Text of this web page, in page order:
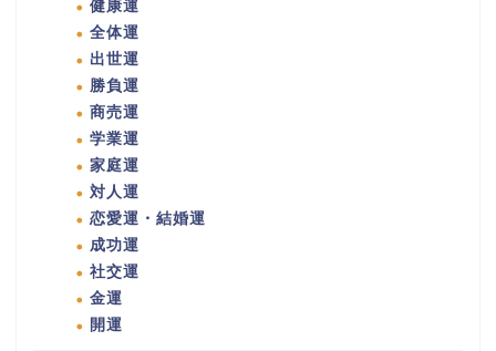
健康運
全体運
出世運
勝負運
商売運
学業運
家庭運
対人運
恋愛運・結婚運
成功運
社交運
金運
開運